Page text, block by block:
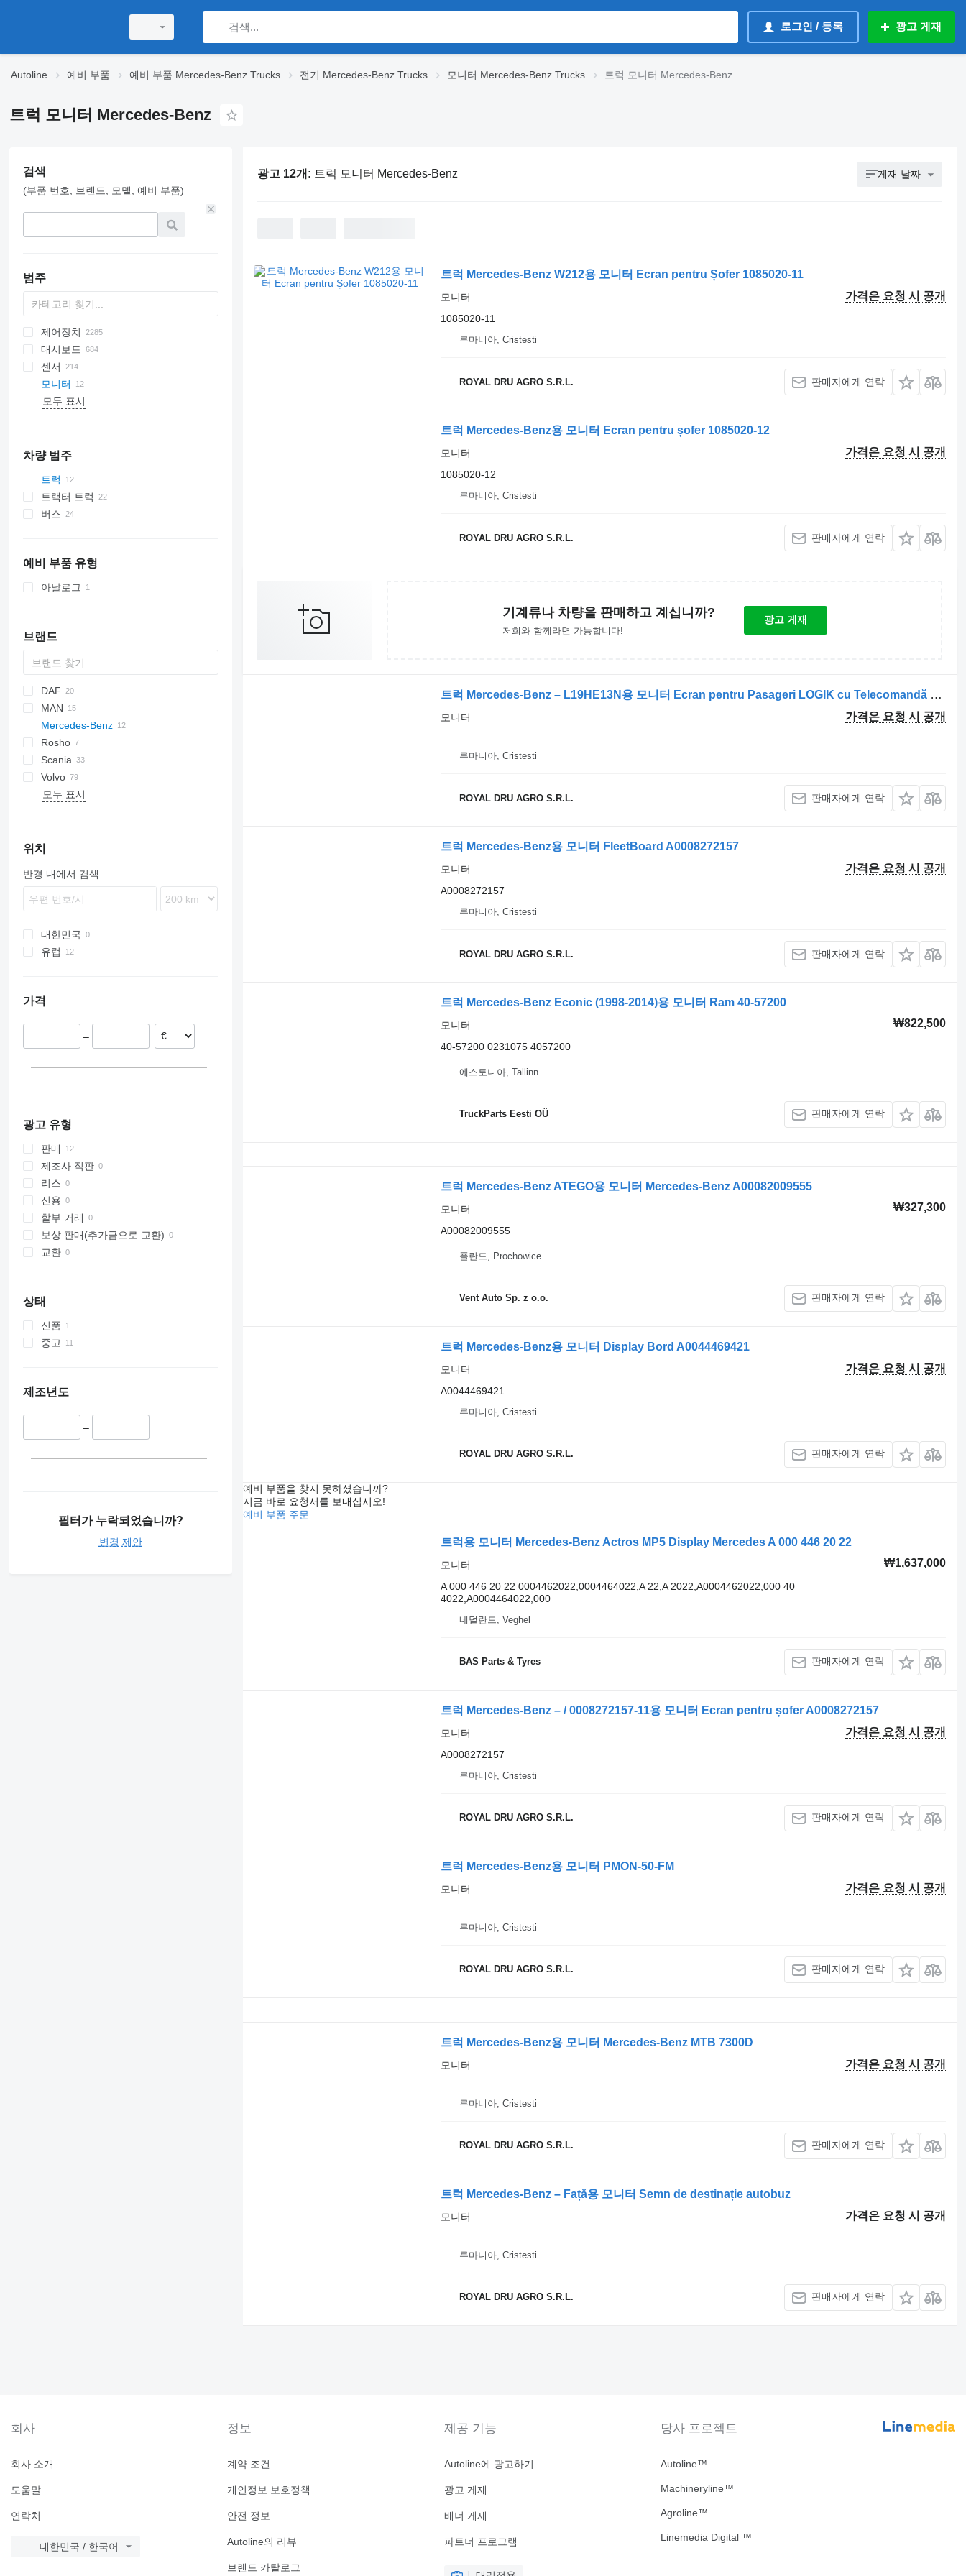
로그인 / 등록 광고 게재
Autoline 예비 부품 예비 부품 Mercedes-Benz Trucks 전기 Mercedes-Benz Trucks 모니터 Mercedes-Benz Trucks 트럭 모니터 Mercedes-Benz
트럭 모니터 Mercedes-Benz
검색
(부품 번호, 브랜드, 모델, 예비 부품)
범주
제어장치
대시보드
센서
모니터
모두 표시
차량 범주
트럭
트랙터 트럭
버스
예비 부품 유형
아날로그
브랜드
DAF
CF
XD
XF
XG
S-Way
MAN
A-series
TGS
TGX
Mercedes-Benz
Actros
Atego
Econic
Rosho
Scania
Volvo
FH
모두 표시
위치
반경 내에서 검색
대한민국
유럽
가격
–
광고 유형
판매
제조사 직판
리스
신용
할부 거래
보상 판매(추가금으로 교환)
교환
상태
신품
중고
제조년도
–
필터가 누락되었습니까?
변경 제안
광고 12개: 트럭 모니터 Mercedes-Benz 게재 날짜
트럭 Mercedes-Benz W212용 모니터 Ecran pentru Șofer 1085020-11
가격은 요청 시 공개
모니터
1085020-11
루마니아, Cristesti
ROYAL DRU AGRO S.R.L. 판매자에게 연락
트럭 Mercedes-Benz용 모니터 Ecran pentru șofer 1085020-12
가격은 요청 시 공개
모니터
1085020-12
루마니아, Cristesti
ROYAL DRU AGRO S.R.L. 판매자에게 연락
기계류나 차량을 판매하고 계십니까?
저희와 함께라면 가능합니다!
광고 게재
트럭 Mercedes-Benz – L19HE13N용 모니터 Ecran pentru Pasageri LOGIK cu Telecomandă pentru
가격은 요청 시 공개
모니터
루마니아, Cristesti
ROYAL DRU AGRO S.R.L. 판매자에게 연락
트럭 Mercedes-Benz용 모니터 FleetBoard A0008272157
가격은 요청 시 공개
모니터
A0008272157
루마니아, Cristesti
ROYAL DRU AGRO S.R.L. 판매자에게 연락
트럭 Mercedes-Benz Econic (1998-2014)용 모니터 Ram 40-57200
₩822,500
모니터
40-57200 0231075 4057200
에스토니아, Tallinn
TruckParts Eesti OÜ 판매자에게 연락
트럭 Mercedes-Benz ATEGO용 모니터 Mercedes-Benz A00082009555
₩327,300
모니터
A00082009555
폴란드, Prochowice
Vent Auto Sp. z o.o. 판매자에게 연락
트럭 Mercedes-Benz용 모니터 Display Bord A0044469421
가격은 요청 시 공개
모니터
A0044469421
루마니아, Cristesti
ROYAL DRU AGRO S.R.L. 판매자에게 연락
예비 부품을 찾지 못하셨습니까?
지금 바로 요청서를 보내십시오!
예비 부품 주문
트럭용 모니터 Mercedes-Benz Actros MP5 Display Mercedes A 000 446 20 22
₩1,637,000
모니터
A 000 446 20 22 0004462022,0004464022,A 22,A 2022,A0004462022,000 40
4022,A0004464022,000
네덜란드, Veghel
BAS Parts & Tyres 판매자에게 연락
트럭 Mercedes-Benz – / 0008272157-11용 모니터 Ecran pentru șofer A0008272157
가격은 요청 시 공개
모니터
A0008272157
루마니아, Cristesti
ROYAL DRU AGRO S.R.L. 판매자에게 연락
트럭 Mercedes-Benz용 모니터 PMON-50-FM
가격은 요청 시 공개
모니터
루마니아, Cristesti
ROYAL DRU AGRO S.R.L. 판매자에게 연락
트럭 Mercedes-Benz용 모니터 Mercedes-Benz MTB 7300D
가격은 요청 시 공개
모니터
루마니아, Cristesti
ROYAL DRU AGRO S.R.L. 판매자에게 연락
트럭 Mercedes-Benz – Față용 모니터 Semn de destinație autobuz
가격은 요청 시 공개
모니터
루마니아, Cristesti
ROYAL DRU AGRO S.R.L. 판매자에게 연락
회사
회사 소개
도움말
연락처
대한민국 / 한국어
정보
계약 조건
개인정보 보호정책
안전 정보
Autoline의 리뷰
브랜드 카탈로그
제공 기능
Autoline에 광고하기
광고 게재
배너 게재
파트너 프로그램
당사 프로젝트
Autoline™
Machineryline™
Agroline™
Linemedia Digital ™